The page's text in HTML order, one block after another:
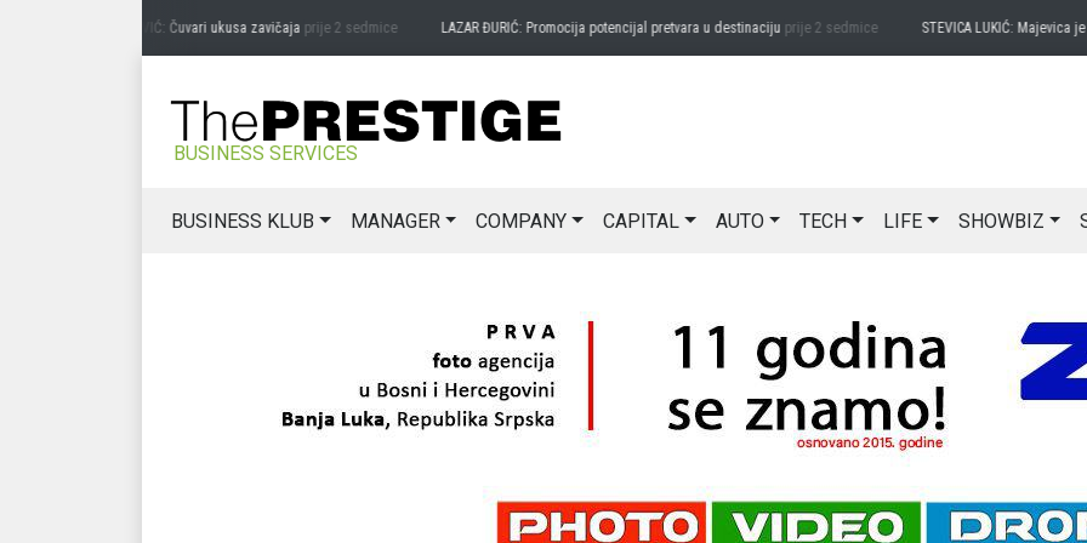
PREDRAG MIĆANOVIĆ: Čuvari ukusa zavičajaprije 2 sedmice LAZAR ĐURIĆ: Promocija potencijal pretvara u destinacijuprije 2 sedmice STEVICA LUKIĆ: Majevica je
BUSINESS SERVICES
BUSINESS KLUB MANAGER COMPANY CAPITAL AUTO TECH LIFE SHOWBIZ